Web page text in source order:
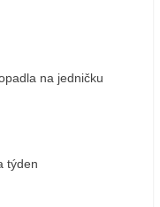
na jedničku
týden